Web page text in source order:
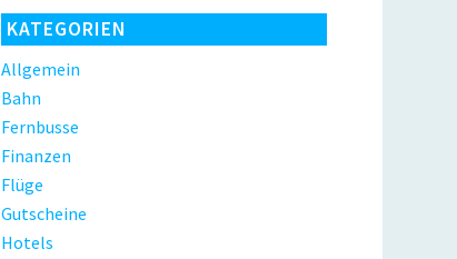
KATEGORIEN
Allgemein
Bahn
Fernbusse
Finanzen
Flüge
Gutscheine
Hotels